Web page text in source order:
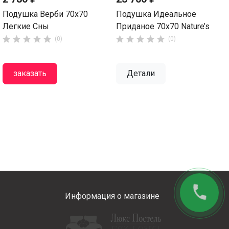
Подушка Верби 70x70
Легкие Сны
     (0)
заказать
Подушка Идеальное
Приданое 70x70 Nature’s
     (0)
Детали
Информация о магазине phone